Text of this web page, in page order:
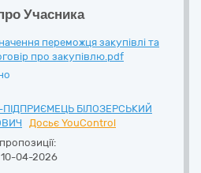
Учасника
переможця закупівлі та
про закупівлю.pdf
БІЛОЗЕРСЬКИЙ
Досьє YouControl
04-2026